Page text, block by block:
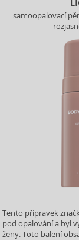
samoopalovací
Tento přípravek
pod opalování a byl
ženy. Toto balení